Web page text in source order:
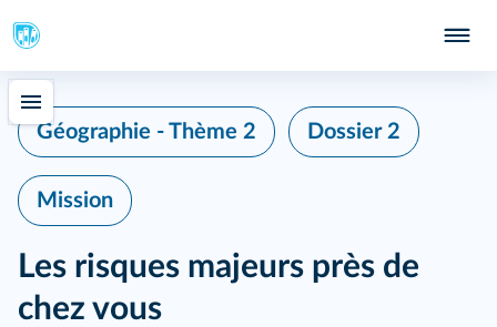
Géographie - Thème 2 Dossier 2
Mission
Les risques majeurs près de
chez vous